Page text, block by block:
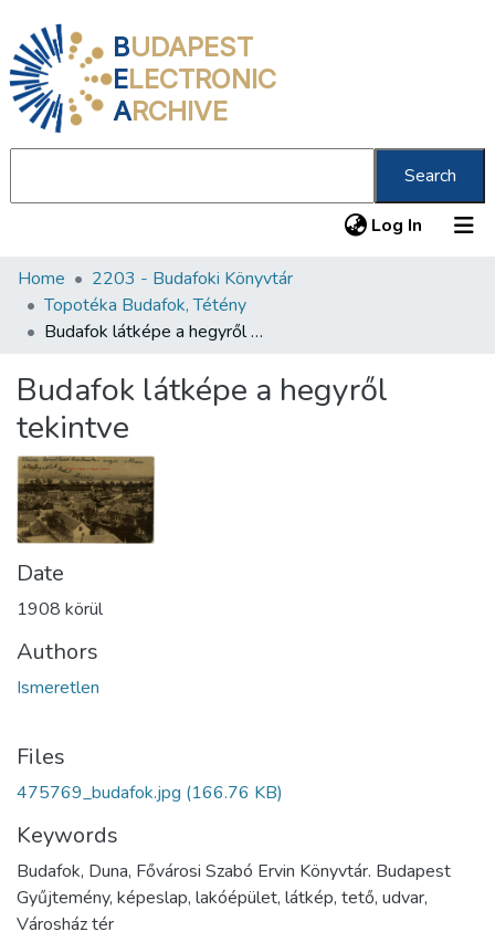
BUDAPEST
ELECTRONIC
ARCHIVE
Search
Log In (current)
Communities & Collections
All of DSpace
About us
Home
2203 - Budafoki Könyvtár
Topotéka Budafok, Tétény
Budafok látképe a hegyről tekintve
Budafok látképe a hegyről
tekintve
Date
1908 körül
Authors
Ismeretlen
Files
475769_budafok.jpg (166.76 KB)
Keywords
Budafok, Duna, Fővárosi Szabó Ervin Könyvtár. Budapest
Gyűjtemény, képeslap, lakóépület, látkép, tető, udvar,
Városház tér